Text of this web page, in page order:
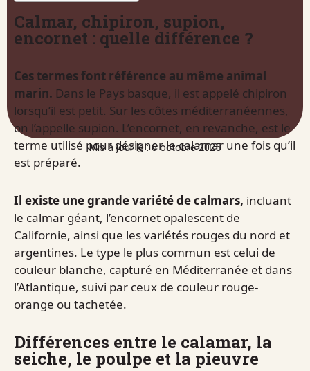
Mis à jour le : 6 octobre 2025
Calmar, chipiron, supion,
encornet : quelle différence ?
Ces termes font référence au même animal
marin. Dans le Pays basque, il est appelé chipiron
lorsqu’il est petit. Sur les côtes méditerranéennes,
on l’appelle supion. L’encornet, en revanche, est le
terme utilisé pour désigner le calamar une fois qu’il
est préparé.
Il existe une grande variété de calmars, incluant
le calmar géant, l’encornet opalescent de
Californie, ainsi que les variétés rouges du nord et
argentines. Le type le plus commun est celui de
couleur blanche, capturé en Méditerranée et dans
l’Atlantique, suivi par ceux de couleur rouge-
orange ou tachetée.
Différences entre le calamar, la
seiche, le poulpe et la pieuvre